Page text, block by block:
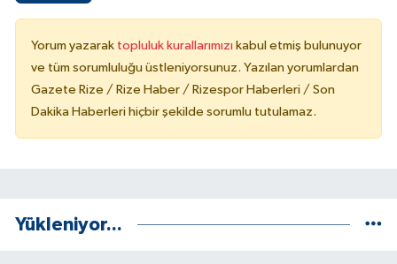
Yorum yazarak topluluk kurallarımızı kabul etmiş bulunuyor
ve tüm sorumluluğu üstleniyorsunuz. Yazılan yorumlardan
Gazete Rize / Rize Haber / Rizespor Haberleri / Son
Dakika Haberleri hiçbir şekilde sorumlu tutulamaz.
Yükleniyor...